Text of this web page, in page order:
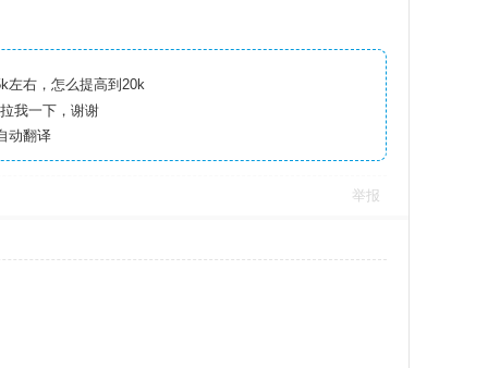
左右，怎么提高到20k
我一下，谢谢
动翻译
举报